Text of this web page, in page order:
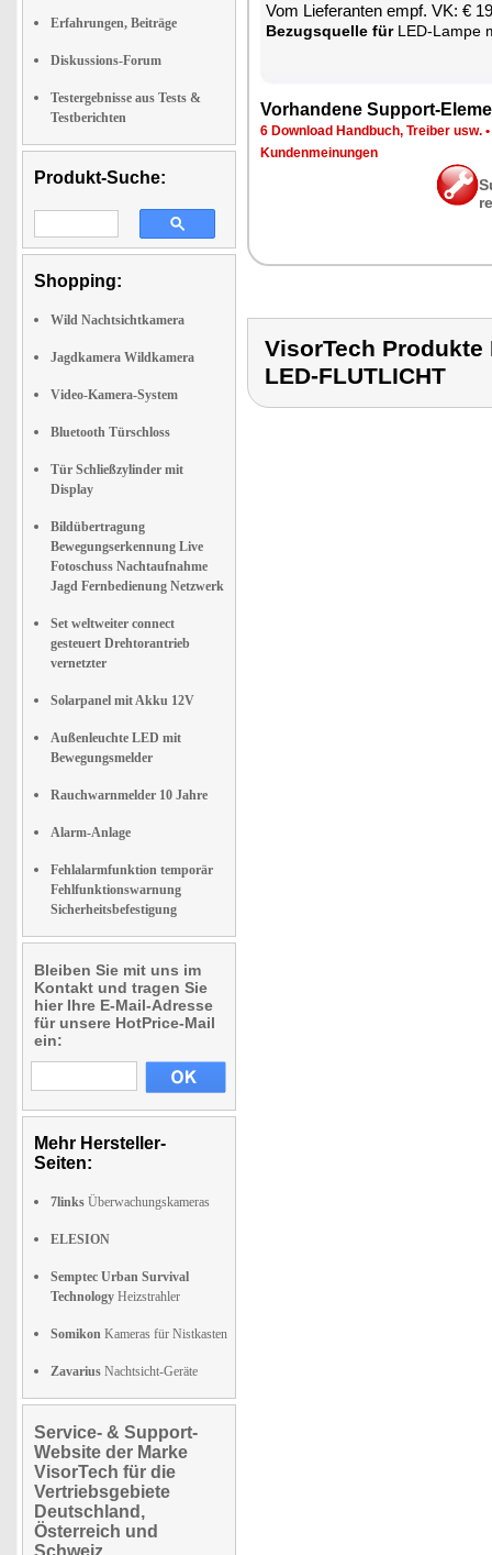
Erfahrungen, Beiträge
Diskussions-Forum
Testergebnisse aus Tests &
Testberichten
Produkt-Suche:
Shopping:
Wild Nachtsichtkamera
Jagdkamera Wildkamera
Video-Kamera-System
Bluetooth Türschloss
Tür Schließzylinder mit
Display
Bildübertragung
Bewegungserkennung Live
Fotoschuss Nachtaufnahme
Jagd Fernbedienung Netzwerk
Set weltweiter connect
gesteuert Drehtorantrieb
vernetzter
Solarpanel mit Akku 12V
Außenleuchte LED mit
Bewegungsmelder
Rauchwarnmelder 10 Jahre
Alarm-Anlage
Fehlalarmfunktion temporär
Fehlfunktionswarnung
Sicherheitsbefestigung
Bleiben Sie mit uns im
Kontakt und tragen Sie
hier Ihre E-Mail-Adresse
für unsere HotPrice-Mail
ein:
Mehr Hersteller-
Seiten:
7links Überwachungskameras
ELESION
Semptec Urban Survival
Technology Heizstrahler
Somikon Kameras für Nistkasten
Zavarius Nachtsicht-Geräte
Service- & Support-
Website der Marke
VisorTech für die
Vertriebsgebiete
Deutschland,
Österreich und
Schweiz
Vom Lie­fe­ran­ten empf. VK: €
Be­zugs­quel­le fürLED-Lam­pe
Vor­han­de­ne Sup­port-
6 Down­load Hand­buch, Trei­ber usw. •
Kun­den­mei­nun­gen
VisorTech Produkte
LED-FLUTLICHT